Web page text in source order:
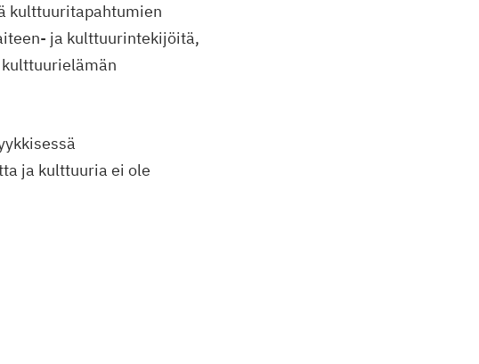
kulttuuritapahtumien
ja kulttuurintekijöitä,
ja kulttuuria ei ole